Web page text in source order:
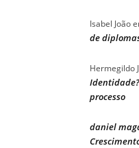
Isabel João
de
Hermegildo
processo
daniel